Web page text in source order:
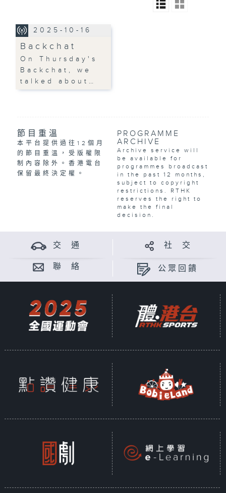
2025-10-16
Backchat
On Thursday's
Backchat, we
talked about…
節目重溫
本平台提供過往12個月
的節目重溫，受版權限
制內容除外。香港電台
保留最終決定權。
PROGRAMME
ARCHIVE
Archive service will
be available for
programmes broadcast
in the past 12 months,
subject to copyright
restrictions. RTHK
reserves the right to
make the final
decision.
交 通 社 交
聯 絡 公眾回饋